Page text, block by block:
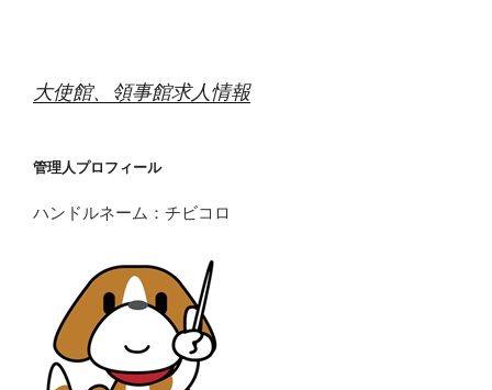
大使館、領事館求人情報
管理人プロフィール
ハンドルネーム：チビコロ